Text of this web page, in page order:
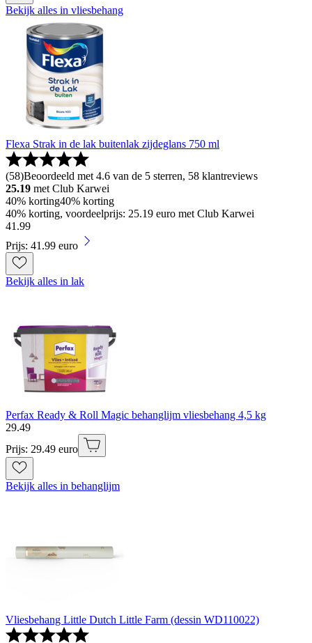
Bekijk alles in vliesbehang
Flexa Strak in de lak buitenlak zijdeglans 750 ml
(58)Beoordeeld met 4.6 van de 5 sterren, 58 klantreviews
25.19 met Club Karwei
40% korting40% korting
40% korting, voordeelprijs: 25.19 euro met Club Karwei
41 .99
Prijs: 41.99 euro
Bekijk alles in lak
Perfax Ready & Roll Magic behanglijm vliesbehang 4,5 kg
29.49
Prijs: 29.49 euro
Bekijk alles in behanglijm
Vliesbehang Little Dutch Little Farm (dessin WD110022)